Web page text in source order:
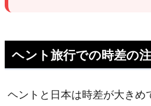
ヘント旅行での時差の
ヘントと日本は時差が大きめ